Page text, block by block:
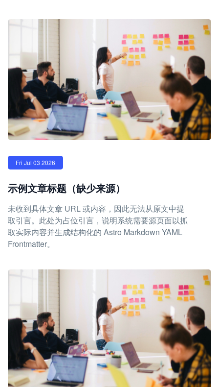
Fri Jul 03 2026
示例文章标题（缺少来源）
未收到具体文章 URL 或内容，因此无法从原文中提
取引言。此处为占位引言，说明系统需要源页面以抓
取实际内容并生成结构化的 Astro Markdown YAML
Frontmatter。